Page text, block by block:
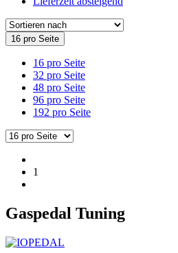
16 pro Seite
16 pro Seite
32 pro Seite
48 pro Seite
96 pro Seite
192 pro Seite
1
Gaspedal Tuning